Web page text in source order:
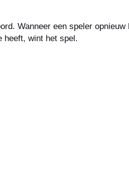
Wanneer een speler
heeft, wint het spel.